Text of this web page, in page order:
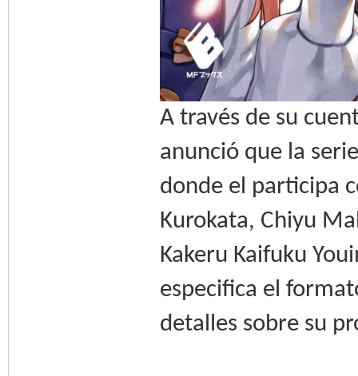
A través de su
anunció que la
donde el participa
Kurokata, Chiyu
Kakeru Kaifuku
especifica el
detalles sobre su